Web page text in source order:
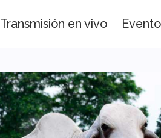
Transmisión en vivo